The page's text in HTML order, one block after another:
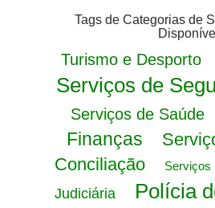
Tags de Categorias de
Turismo e Desporto
Serviços de
Serviços de Saúde
Finanças
Conciliação
Serviços
Judiciária
Polícia